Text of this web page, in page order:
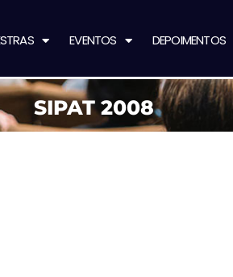
EVENTOS DEPOIMENTOS
SIPAT 2008